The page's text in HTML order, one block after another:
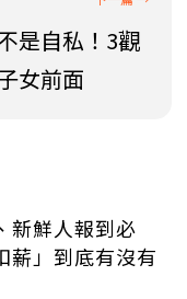
是自私！3觀
女前面
新鮮人報到必
薪」到底有沒有